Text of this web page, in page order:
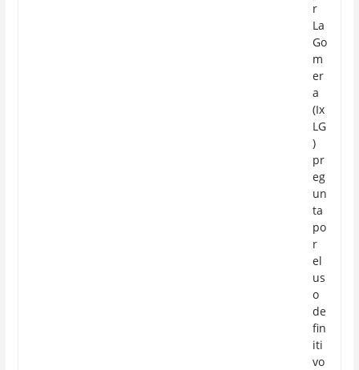
r
La
Go
m
er
a
(Ix
LG
)
pr
eg
un
ta
po
r
el
us
o
de
fin
iti
vo